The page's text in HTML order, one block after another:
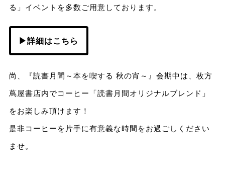
る」イベントを多数ご用意しております。
▶詳細はこちら
尚、『読書月間～本を喫する 秋の宵～』会期中は、枚方
蔦屋書店内でコーヒー「読書月間オリジナルブレンド」
をお楽しみ頂けます！
是非コーヒーを片手に有意義な時間をお過ごしください
ませ。